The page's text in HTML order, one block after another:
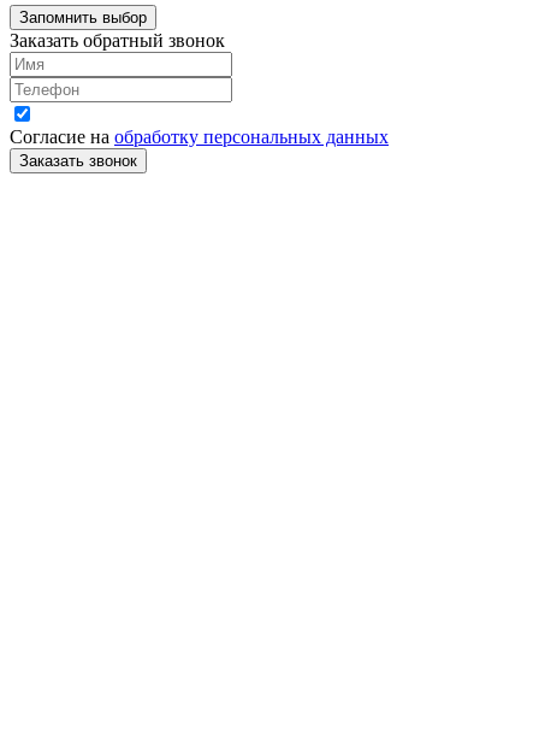
Запомнить выбор
Заказать обратный звонок
Согласие на обработку персональных данных